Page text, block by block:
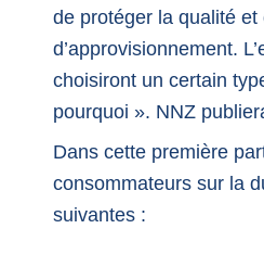
de protéger la qualité
d’approvisionnement.
choisiront un certain
pourquoi ». NNZ
Dans cette première
consommateurs sur la
suivantes :